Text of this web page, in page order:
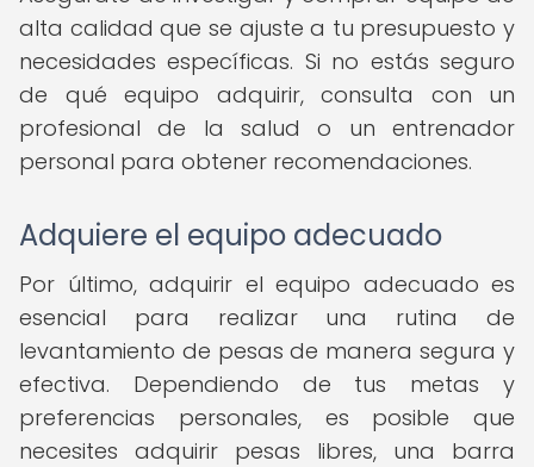
alta calidad que se ajuste a tu presupuesto y
necesidades específicas. Si no estás seguro
de qué equipo adquirir, consulta con un
profesional de la salud o un entrenador
personal para obtener recomendaciones.
Adquiere el equipo adecuado
Por último, adquirir el equipo adecuado es
esencial para realizar una rutina de
levantamiento de pesas de manera segura y
efectiva. Dependiendo de tus metas y
preferencias personales, es posible que
necesites adquirir pesas libres, una barra